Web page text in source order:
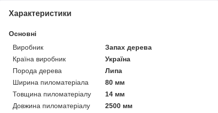
Характеристики
Основні
Виробник
Запах дерева
Країна виробник
Україна
Порода дерева
Липа
Ширина пиломатеріала
80 мм
Товщина пиломатеріалу
14 мм
Довжина пиломатеріалу
2500 мм